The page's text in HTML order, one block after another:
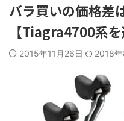
バラ買いの価格差
【Tiagra4700系
2015年11月26日 2018